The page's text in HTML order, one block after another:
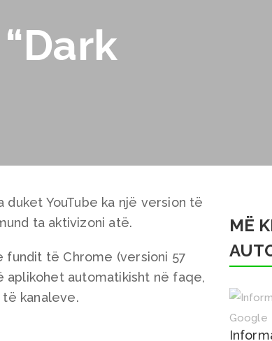
YouTube ka një version të
ta aktivizoni atë.
të Chrome (versioni 57
automatikisht në faqe,
kanaleve.
MË